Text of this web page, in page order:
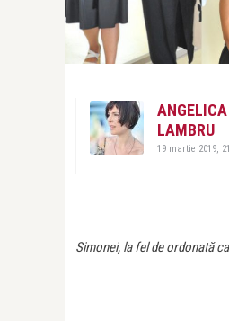
ANGELICA
LAMBRU
19 martie 2019,
Simonei, la fel de ordonată